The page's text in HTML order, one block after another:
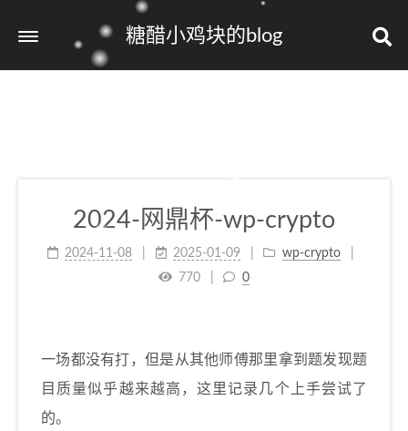
糖醋小鸡块的blog
2024-网鼎杯-wp-crypto
2024-11-08 2025-01-09
wp-crypto
770
0
一场都没有打，但是从其他师傅那里拿到题发现题
目质量似乎越来越高，这里记录几个上手尝试了
的。